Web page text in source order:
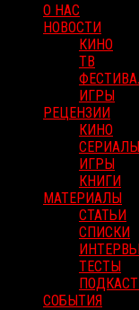
О НАС
НОВОСТИ
КИНО
ТВ
ИГРЫ
РЕЦЕНЗИИ
КИНО
СЕРИАЛЫ
ИГРЫ
КНИГИ
МАТЕРИАЛЫ
СТАТЬИ
СПИСКИ
ТЕСТЫ
СОБЫТИЯ